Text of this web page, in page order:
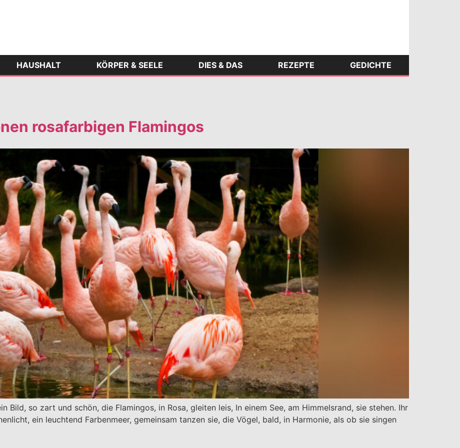
HAUSHALT KÖRPER & SEELE DIES & DAS REZEPTE GEDICHTE
rosafarbigen Flamingos
Bild, so zart und schön, die Flamingos, in Rosa, gleiten leis, In einem See, am Himmelsrand, sie stehen. Ihr
ein leuchtend Farbenmeer, gemeinsam tanzen sie, die Vögel, bald, in Harmonie, als ob sie singen